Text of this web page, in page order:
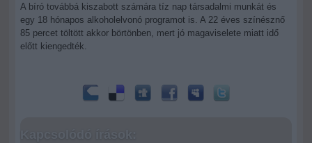
A bíró továbbá kiszabott számára tíz nap társadalmi munkát és
egy 18 hónapos alkoholelvonó programot is. A 22 éves színésznő
85 percet töltött akkor börtönben, mert jó magaviselete miatt idő
előtt kiengedték.
Kapcsolódó írások: